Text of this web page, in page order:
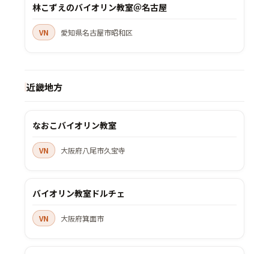
林こずえのバイオリン教室＠名古屋
VN 愛知県名古屋市昭和区
近畿地方
なおこバイオリン教室
VN 大阪府八尾市久宝寺
バイオリン教室ドルチェ
VN 大阪府箕面市